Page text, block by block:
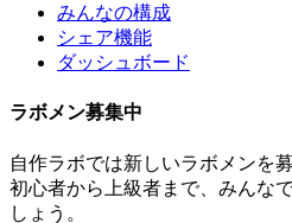
みんなの構成
シェア機能
ダッシュボード
ラボメン募集中
自作ラボでは新しいラボメンを
初心者から上級者まで、みんな
しょう。